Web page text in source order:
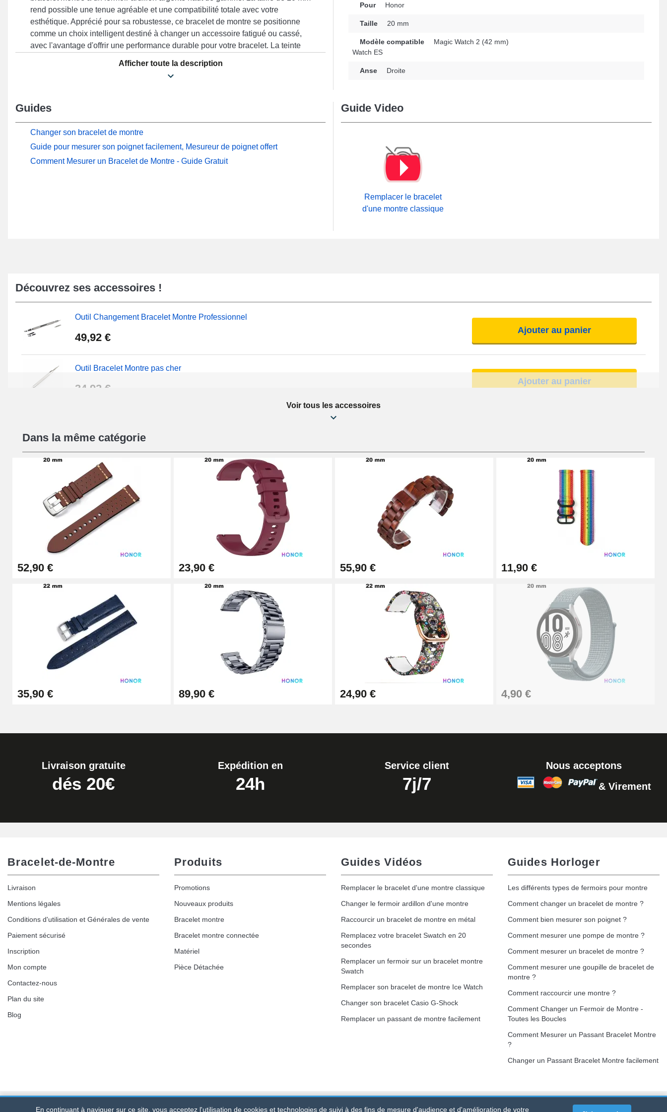
rend possible une tenue agréable et une compatibilité totale avec votre
esthétique. Apprécié pour sa robustesse, ce bracelet de montre se positionne
comme un choix intelligent destiné à changer un accessoire fatigué ou cassé,
avec l'avantage d'offrir une performance durable pour votre bracelet. La teinte
et élancé de votre horlogère. Adaptée à ce style de bracelet montre connectée,
soignée. Conçu dans le but de se combiner parfaitement avec de nombreux
afin d'assurer une expérience utilisateur supérieure.
Afficher toute la description
Pour Honor
Taille 20 mm
Modèle compatible
Magic Watch 2 (42 mm)
Watch ES
Anse Droite
Guides
Changer son bracelet de montre
Guide pour mesurer son poignet facilement, Mesureur de poignet offert
Comment Mesurer un Bracelet de Montre - Guide Gratuit
Guide Video
Remplacer le bracelet
d'une montre classique
Découvrez ses accessoires !
Outil Changement Bracelet Montre Professionnel
49,92 €
Ajouter au panier
Outil Bracelet Montre pas cher
34,92 €
Ajouter au panier
16,90 €
Pied à Coulisse Numérique
9,90 €
Ajouter au panier
Kit Horlogerie Débutant
26,90 €
Ajouter au panier
Boîte Pompe Bracelet Montre - Diamètre 1,50 mm - 8 à 25 mm
Ajouter au panier
Boîte Pompe pour Bracelet Montre - Diamètre 1,80 mm - 8 à 25 mm
19,90 €
Ajouter au panier
Ajouter au panier
Voir tous les accessoires
Dans la même catégorie
52,90 € 23,90 € 55,90 € 11,90 €
35,90 € 89,90 € 24,90 € 4,90 €
Livraison gratuite
dés 20€
Expédition en
24h
Service client
7j/7
Nous acceptons
& Virement
Bracelet-de-Montre
Livraison
Mentions légales
Conditions d'utilisation et Générales de vente
Paiement sécurisé
Inscription
Mon compte
Contactez-nous
Plan du site
Blog
Produits
Promotions
Nouveaux produits
Bracelet montre
Bracelet montre connectée
Matériel
Pièce Détachée
Guides Vidéos
Remplacer le bracelet d'une montre classique
Changer le fermoir ardillon d'une montre
Raccourcir un bracelet de montre en métal
Remplacez votre bracelet Swatch en 20
secondes
Remplacer un fermoir sur un bracelet montre
Swatch
Remplacer son bracelet de montre Ice Watch
Changer son bracelet Casio G-Shock
Remplacer un passant de montre facilement
Guides Horloger
Les différents types de fermoirs pour montre
Comment changer un bracelet de montre ?
Comment bien mesurer son poignet ?
Comment mesurer une pompe de montre ?
Comment mesurer un bracelet de montre ?
Comment mesurer une goupille de bracelet de
montre ?
Comment raccourcir une montre ?
Comment Changer un Fermoir de Montre -
Toutes les Boucles
Comment Mesurer un Passant Bracelet Montre
?
Changer un Passant Bracelet Montre facilement
En continuant à naviguer sur ce site, vous acceptez l'utilisation de cookies et technologies de suivi à des fins de mesure d'audience et d'amélioration de votre